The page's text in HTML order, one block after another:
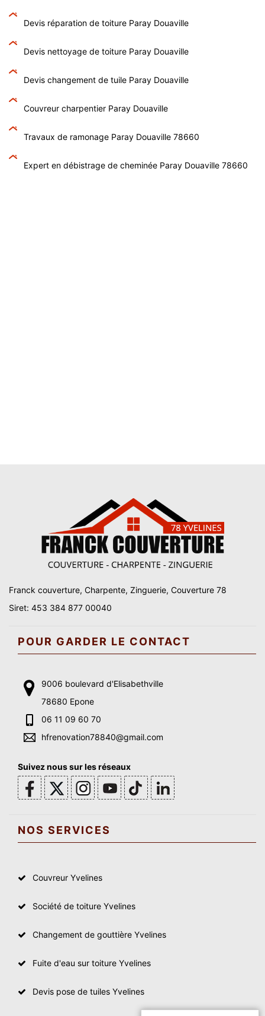
Devis réparation de toiture Paray Douaville
Devis nettoyage de toiture Paray Douaville
Devis changement de tuile Paray Douaville
Couvreur charpentier Paray Douaville
Travaux de ramonage Paray Douaville 78660
Expert en débistrage de cheminée Paray Douaville 78660
Franck couverture, Charpente, Zinguerie, Couverture 78
Siret: 453 384 877 00040
POUR GARDER LE CONTACT
9006 boulevard d'Elisabethville
78680 Epone
06 11 09 60 70
hfrenovation78840@gmail.com
Suivez nous sur les réseaux
NOS SERVICES
Couvreur Yvelines
Société de toiture Yvelines
Changement de gouttière Yvelines
Fuite d'eau sur toiture Yvelines
Devis pose de tuiles Yvelines